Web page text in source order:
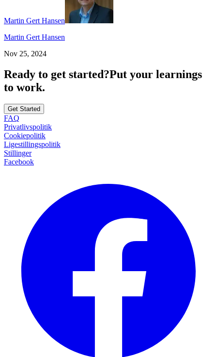
Martin Gert Hansen
Martin Gert Hansen
Nov 25, 2024
Ready to get started?Put your learnings
to work.
Get Started
FAQ
Privatlivspolitik
Cookiepolitik
Ligestillingspolitik
Stillinger
Facebook